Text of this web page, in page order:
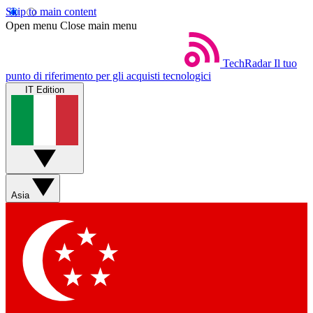
Skip to main content
Open menu Close main menu
TechRadar Il tuo
punto di riferimento per gli acquisti tecnologici
IT Edition
Asia